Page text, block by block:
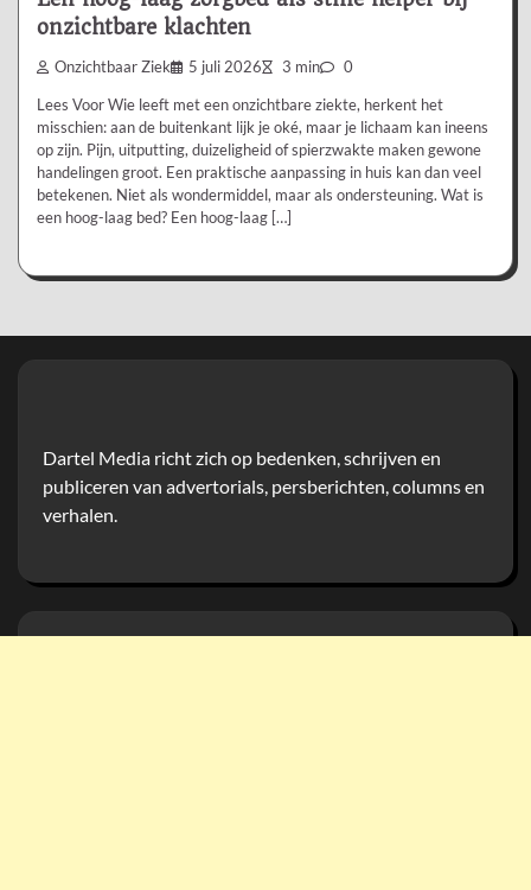
onzichtbare klachten
Onzichtbaar Ziek 5 juli 2026 3 min 0
Lees Voor Wie leeft met een onzichtbare ziekte, herkent het
misschien: aan de buitenkant lijk je oké, maar je lichaam kan ineens
op zijn. Pijn, uitputting, duizeligheid of spierzwakte maken gewone
handelingen groot. Een praktische aanpassing in huis kan dan veel
betekenen. Niet als wondermiddel, maar als ondersteuning. Wat is
een hoog-laag bed? Een hoog-laag […]
Dartel Media richt zich op bedenken, schrijven en
publiceren van advertorials, persberichten, columns en
verhalen.